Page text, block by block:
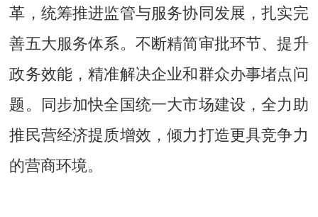
革，统筹推进监管与服务协同发展，扎实完
善五大服务体系。不断精简审批环节、提升
政务效能，精准解决企业和群众办事堵点问
题。同步加快全国统一大市场建设，全力助
推民营经济提质增效，倾力打造更具竞争力
的营商环境。